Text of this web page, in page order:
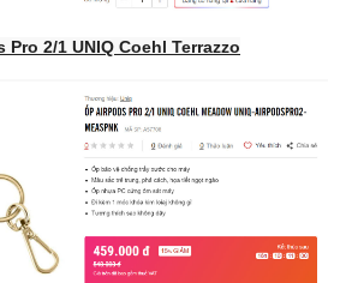
Pro 2/1 UNIQ Coehl Terrazzo